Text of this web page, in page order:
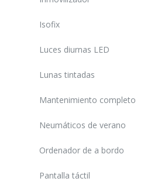
Isofix
Luces diurnas LED
Lunas tintadas
Mantenimiento completo
Neumáticos de verano
Ordenador de a bordo
Pantalla táctil